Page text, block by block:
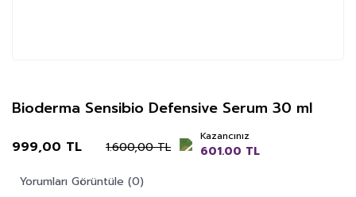
Bioderma Sensibio Defensive Serum 30 ml
999,00 TL 1.600,00 TL
Kazancınız
601.00 TL
Yorumları Görüntüle (0)